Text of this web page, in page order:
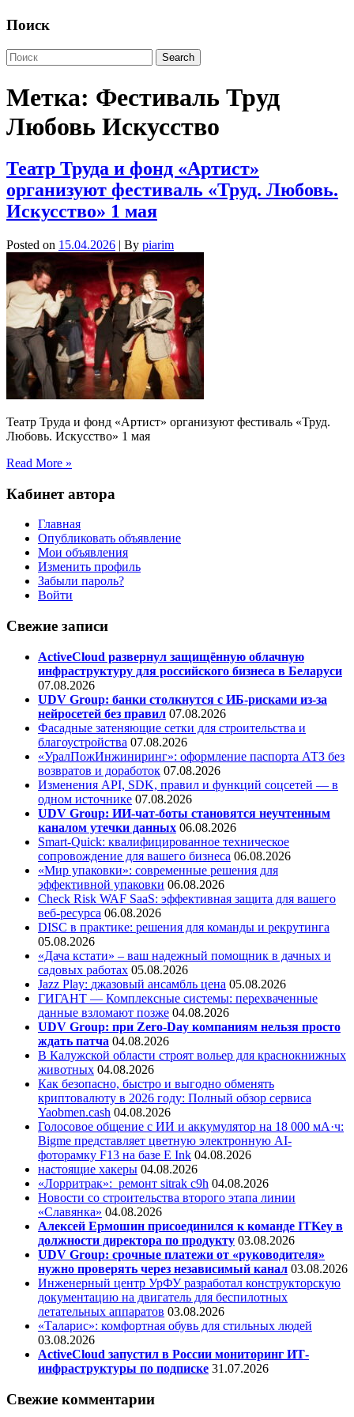
Поиск
Метка: Фестиваль Труд
Любовь Искусство
Театр Труда и фонд «Артист»
организуют фестиваль «Труд. Любовь.
Искусство» 1 мая
Posted on 15.04.2026 | By piarim
Театр Труда и фонд «Артист» организуют фестиваль «Труд.
Любовь. Искусство» 1 мая
Read More »
Кабинет автора
Главная
Опубликовать объявление
Мои объявления
Изменить профиль
Забыли пароль?
Войти
Свежие записи
ActiveCloud развернул защищённую облачную
инфраструктуру для российского бизнеса в Беларуси
07.08.2026
UDV Group: банки столкнутся с ИБ-рисками из-за
нейросетей без правил 07.08.2026
Фасадные затеняющие сетки для строительства и
благоустройства 07.08.2026
«УралПожИнжиниринг»: оформление паспорта АТЗ без
возвратов и доработок 07.08.2026
Изменения API, SDK, правил и функций соцсетей — в
одном источнике 07.08.2026
UDV Group: ИИ-чат-боты становятся неучтенным
каналом утечки данных 06.08.2026
Smart-Quick: квалифицированное техническое
сопровождение для вашего бизнеса 06.08.2026
«Мир упаковки»: современные решения для
эффективной упаковки 06.08.2026
Check Risk WAF SaaS: эффективная защита для вашего
веб-ресурса 06.08.2026
DISC в практике: решения для команды и рекрутинга
05.08.2026
«Дача кстати» – ваш надежный помощник в дачных и
садовых работах 05.08.2026
Jazz Play: джазовый ансамбль цена 05.08.2026
ГИГАНТ — Комплексные системы: перехваченные
данные взломают позже 04.08.2026
UDV Group: при Zero-Day компаниям нельзя просто
ждать патча 04.08.2026
В Калужской области строят вольер для краснокнижных
животных 04.08.2026
Как безопасно, быстро и выгодно обменять
криптовалюту в 2026 году: Полный обзор сервиса
Yaobmen.cash 04.08.2026
Голосовое общение с ИИ и аккумулятор на 18 000 мА·ч:
Bigme представляет цветную электронную AI-
фоторамку F13 на базе E Ink 04.08.2026
настоящие хакеры 04.08.2026
«Лорритрак»: ремонт sitrak c9h 04.08.2026
Новости со строительства второго этапа линии
«Славянка» 04.08.2026
Алексей Ермошин присоединился к команде ITKey в
должности директора по продукту 03.08.2026
UDV Group: срочные платежи от «руководителя»
нужно проверять через независимый канал 03.08.2026
Инженерный центр УрФУ разработал конструкторскую
документацию на двигатель для беспилотных
летательных аппаратов 03.08.2026
«Таларис»: комфортная обувь для стильных людей
03.08.2026
ActiveCloud запустил в России мониторинг ИТ-
инфраструктуры по подписке 31.07.2026
Свежие комментарии